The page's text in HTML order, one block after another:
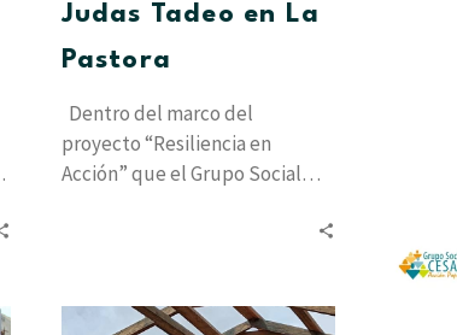
Judas Tadeo en La
Pastora
Dentro del marco del
proyecto “Resiliencia en
Acción” que el Grupo Social
Vida